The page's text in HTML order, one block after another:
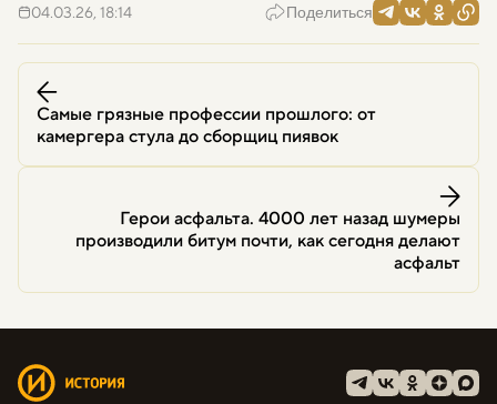
04.03.26, 18:14 Поделиться
Самые грязные профессии прошлого: от
камергера стула до сборщиц пиявок
Герои асфальта. 4000 лет назад шумеры
производили битум почти, как сегодня делают
асфальт